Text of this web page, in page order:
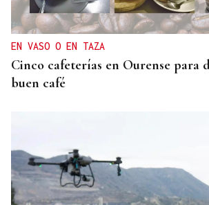
EN VASO O EN TAZA
Cinco cafeterías en Ourense para
buen café